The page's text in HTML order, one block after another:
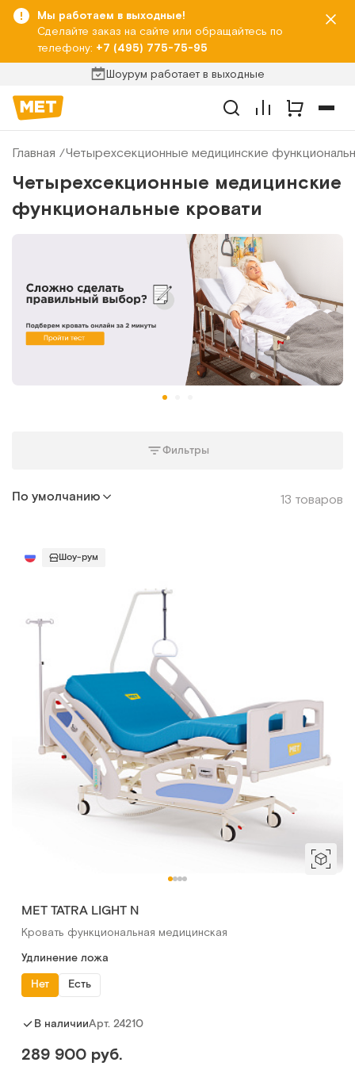
Мы работаем в выходные!
Сделайте заказ на сайте или обращайтесь по
телефону: +7 (495) 775-75-95
Шоурум работает в выходные
Главная Четырехсекционные медицинские
Четырехсекционные медицинские
функциональные кровати
Фильтры
По умолчанию 13 товаров
Шоу-рум
МЕТ TATRA LIGHT N
Кровать функциональная медицинская
Удлинение ложа
Нет
Есть
В наличииАрт. 24210
289 900 руб.